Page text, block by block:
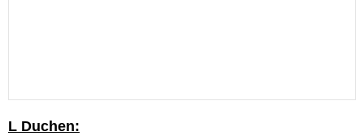
L Duchen: